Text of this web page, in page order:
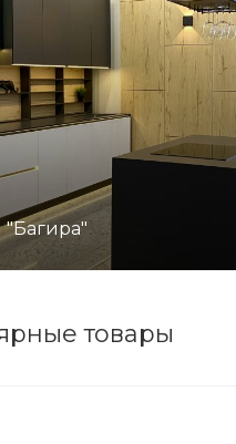
"Багира"
товары